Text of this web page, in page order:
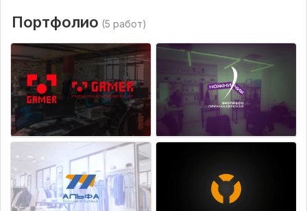
В нескольких цветах
Фавикон
Высокое разрешение
Исходники
Количество логотипов: 3
Срок выполнения:1 день
Новый логотип
Стиль: Плоский
Создание логотипа:
С нуля
Портфолио (5 работ)